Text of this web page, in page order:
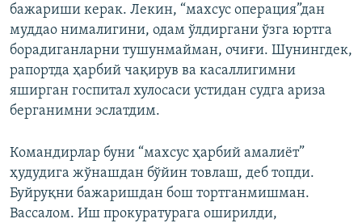
бажариши керак. Лекин, “махсус операция”дан
муддао нималигини, одам ўлдиргани ўзга юртга
борадиганларни тушунмайман, очиғи. Шунингдек,
рапортда ҳарбий чақирув ва касаллигимни
яширган госпитал хулосаси устидан судга ариза
берганимни эслатдим.
Командирлар буни “махсус ҳарбий амалиёт”
ҳудудига жўнашдан бўйин товлаш, деб топди.
Буйруқни бажаришдан бош тортганмишман.
Вассалом. Иш прокуратурага оширилди,